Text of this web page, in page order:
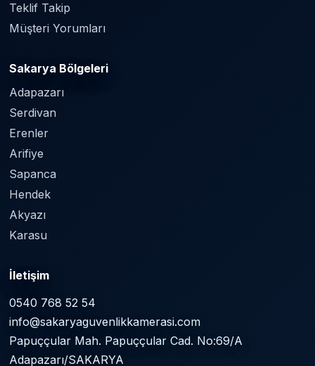
Teklif Takip
Müşteri Yorumları
Sakarya Bölgeleri
Adapazarı
Serdivan
Erenler
Arifiye
Sapanca
Hendek
Akyazı
Karasu
İletişim
0540 768 52 54
info@sakaryaguvenlikkamerasi.com
Papuççular Mah. Papuççular Cad. No:69/A
Adapazarı/SAKARYA